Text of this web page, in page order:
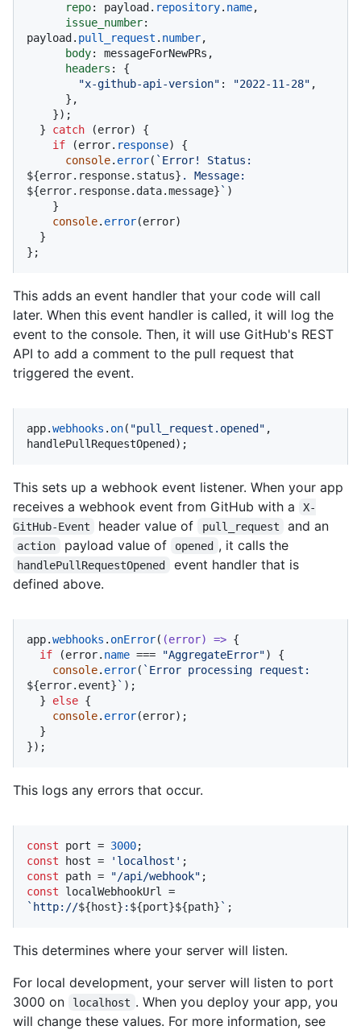
repo: payload. repository. name,
issue_number:
payload. pull_request . number,
body: messageForNewPRs,
headers : {
"x-github-api-version" : "2022-11-28" ,
  }
catch (error) {
if (error. response) {
console. error(
${error.response.status}
${error.response.data.message} ` )
console. error(error)
};
This adds an event handler that your code will call
later. When this event handler is called, it will log the
event to the console. Then, it will use GitHub's REST
API to add a comment to the pull request that
triggered the event.
app.webhooks . on( "pull_request.opened" ,
handlePullRequestOpened);
This sets up a webhook event listener. When your app
receives a webhook event from GitHub with a
X-
GitHub-Event
header value of pull_request and an
action payload value of opened , it calls the
handlePullRequestOpened
event handler that is
defined above.
app.webhooks . onError( (error) => {
if (error. name === "AggregateError") {
console. error(
${error.event} ` );
  }
else {
console. error(error);
});
This logs any errors that occur.
const port = 3000
const host = 'localhost'
const path = "/api/webhook"
const
`http://${host} : ${port}${path} ` ;
This determines where your server will listen.
For local development, your server will listen to port
3000 on
localhost . When you deploy your app, you
will change these values. For more information, see